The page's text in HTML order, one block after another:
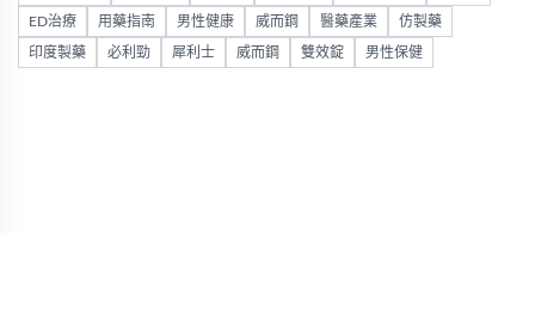
ED治療 用藥指南 男性健康 威而鋼 醫藥產業 仿製藥
印度製藥 必利勁 犀利士 威而鋼 雙效錠 男性保健